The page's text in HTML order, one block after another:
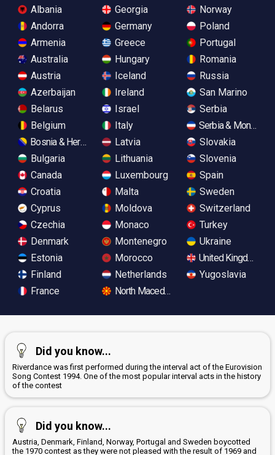
Albania
Andorra
Armenia
Australia
Austria
Azerbaijan
Belarus
Belgium
Bosnia & Herzegovina
Bulgaria
Canada
Croatia
Cyprus
Czechia
Denmark
Estonia
Finland
France
Georgia
Germany
Greece
Hungary
Iceland
Ireland
Israel
Italy
Latvia
Lithuania
Luxembourg
Malta
Moldova
Monaco
Montenegro
Morocco
Netherlands
North Macedonia
Norway
Poland
Portugal
Romania
Russia
San Marino
Serbia
Serbia &
Slovakia
Slovenia
Spain
Sweden
Switzerland
Turkey
Ukraine
United Kingdom
Yugoslavia
Did you know...
Riverdance was first performed during the interval act of the Eurovision
Song Contest 1994. One of the most popular interval acts in the history
of the contest
Did you know...
Austria, Denmark, Finland, Norway, Portugal and Sweden boycotted
the 1970 contest as they were not pleased with the result of 1969 and